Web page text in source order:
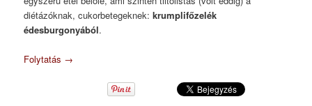
diétázóknak, cukorbetegeknek:krumplifőzelék
édesburgonyából.
Folytatás →